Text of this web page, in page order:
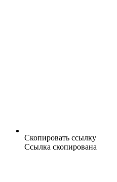
Скопировать ссылку
Ссылка скопирована